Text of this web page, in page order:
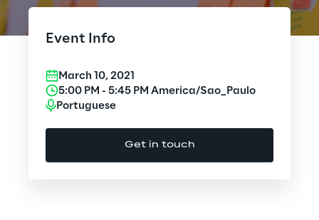
Cybersecurity
Design
Event Info
March 10, 2021
5:00 PM - 5:45 PM America/Sao_Paulo
Portuguese
Get in touch